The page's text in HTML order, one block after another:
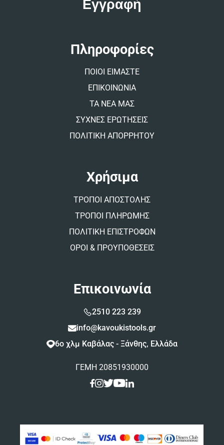
Πληροφορίες
ΠΟΙΟΙ ΕΙΜΑΣΤΕ
ΕΠΙΚΟΙΝΩΝΙΑ
ΤΑ ΝΕΑ ΜΑΣ
ΣΥΧΝΕΣ ΕΡΩΤΗΣΕΙΣ
ΠΟΛΙΤΙΚΗ ΑΠΟΡΡΗΤΟΥ
Χρήσιμα
ΤΡΟΠΟΙ ΑΠΟΣΤΟΛΗΣ
ΤΡΟΠΟΙ ΠΛΗΡΩΜΗΣ
ΠΟΛΙΤΙΚΗ ΕΠΙΣΤΡΟΦΩΝ
ΟΡΟΙ & ΠΡΟΥΠΟΘΕΣΕΙΣ
Επικοινωνία
2510 223 239
info@kavoukistools.gr
6ο χλμ Καβάλας - Ξάνθης, Ελλάδα
ΓΕΜΗ 20851930000